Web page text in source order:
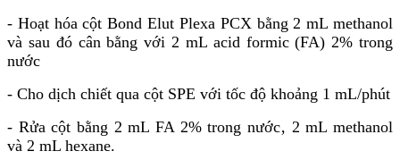
- Hoạt hóa cột Bond Elut Plexa PCX bằng 2 mL methanol
và sau đó cân bằng với 2 mL acid formic (FA) 2% trong
nước
- Cho dịch chiết qua cột SPE với tốc độ khoảng 1 mL/phút
- Rửa cột bằng 2 mL FA 2% trong nước‚ 2 mL methanol
và 2 mL hexane.